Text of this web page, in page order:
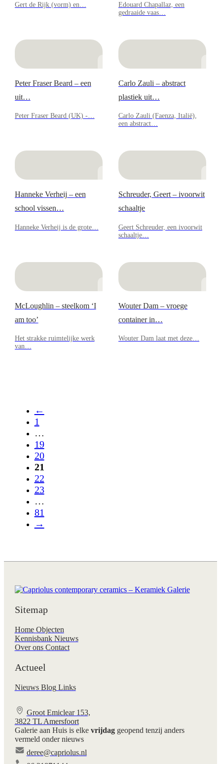
Gert de Rijk (vorm) en…
Edouard Chapallaz, een
gedraaide vaas…
Peter Fraser Beard – een
uit…
Peter Fraser Beard (UK) -…
Carlo Zauli – abstract
plastiek uit…
Carlo Zauli (Faenza, Italië),
een abstract…
Hanneke Verheij – een
school vissen…
Hanneke Verheij is de grote…
Schreuder, Geert – ivoorwit
schaaltje
Geert Schreuder, een ivoorwit
schaaltje…
McLoughlin – steelkom ‘I
am too’
Het strakke ruimtelijke werk
van…
Wouter Dam – vroege
container in…
Wouter Dam laat met deze…
←
1
…
19
20
21
22
23
…
81
→
Sitemap
Home Objecten
Kennisbank Nieuws
Over ons Contact
Actueel
Nieuws Blog Links
Groot Emiclear 153,
3822 TL Amersfoort
Galerie aan Huis is elke vrijdaggeopend tenzij anders
vermeld onder nieuws
deree@capriolus.nl